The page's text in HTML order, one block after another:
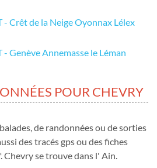
- Crêt de la Neige Oyonnax Lélex
- Genève Annemasse le Léman
POUR CHEVRY
de randonnées ou de sorties
des tracés gps ou des fiches
se trouve dans l' Ain.